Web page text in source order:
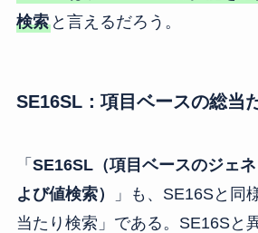
検索と言えるだろう。
SE16SL：項目ベースの総当
「 SE16SL（項目ベースのジェ
よび値検索）
」も、SE16Sと同
当たり検索」である。SE16Sと